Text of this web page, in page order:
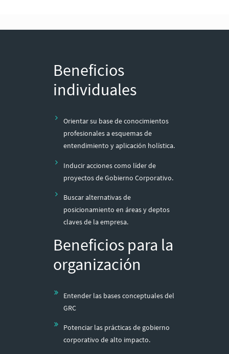
Beneficios
individuales
Orientar su base de conocimientos
profesionales a esquemas de
entendimiento y aplicación holística.
Inducir acciones como líder de
proyectos de Gobierno Corporativo.
Buscar alternativas de
posicionamiento en áreas y deptos
claves de la empresa.
Beneficios para la
organización
Entender las bases conceptuales del
GRC
Potenciar las prácticas de gobierno
corporativo de alto impacto.